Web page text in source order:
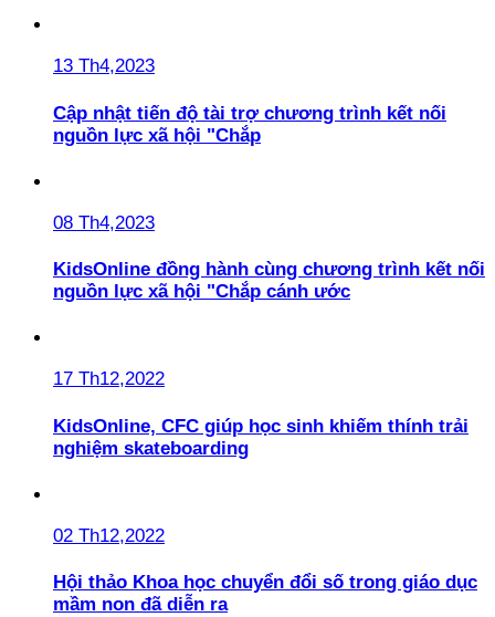
13 Th4,2023
Cập nhật tiến độ tài trợ chương trình kết nối
nguồn lực xã hội "Chắp
08 Th4,2023
KidsOnline đồng hành cùng chương trình kết nối
nguồn lực xã hội "Chắp cánh ước
17 Th12,2022
KidsOnline, CFC giúp học sinh khiếm thính trải
nghiệm skateboarding
02 Th12,2022
Hội thảo Khoa học chuyển đổi số trong giáo dục
mầm non đã diễn ra